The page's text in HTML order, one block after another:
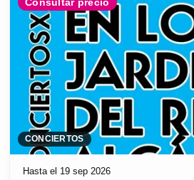
CONCIERTOS
Hasta el 19 sep 2026